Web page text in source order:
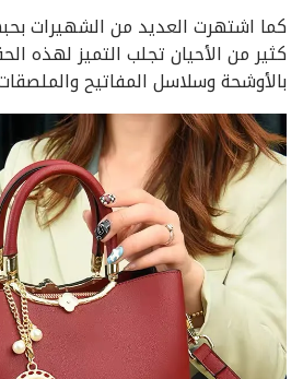
كما اشتهرت العديد من الشهيرات
كثير من الأحيان تجلب التميز لهذه
بالأوشحة وسلاسل المفاتيح